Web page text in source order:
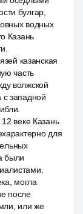
булгар,
водных
Казань
казанская
часть
волжской
с западной
веке Казань
для
были
могла
после
или же